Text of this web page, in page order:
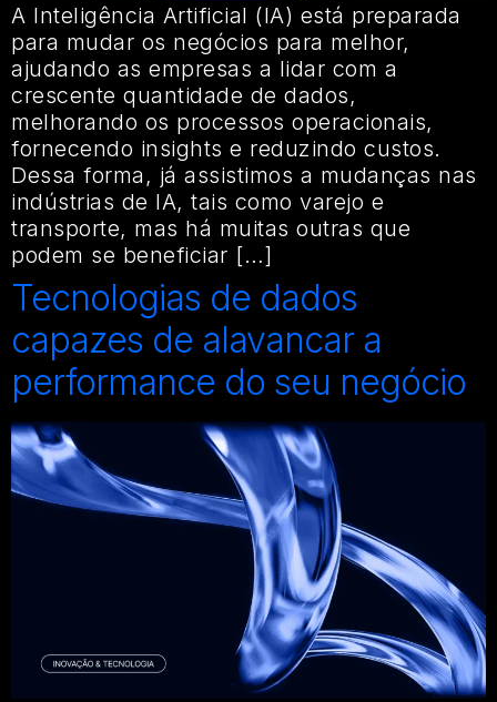
A Inteligência Artificial (IA) está preparada
para mudar os negócios para melhor,
ajudando as empresas a lidar com a
crescente quantidade de dados,
melhorando os processos operacionais,
fornecendo insights e reduzindo custos.
Dessa forma, já assistimos a mudanças nas
indústrias de IA, tais como varejo e
transporte, mas há muitas outras que
podem se beneficiar […]
Tecnologias de dados
capazes de alavancar a
performance do seu negócio